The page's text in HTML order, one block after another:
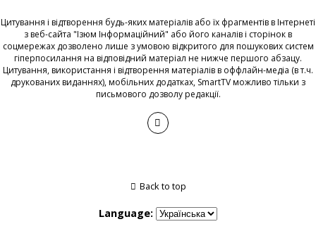
Цитування і відтворення будь-яких матеріалів або їх фрагментів в Інтернеті
з веб-сайта "Ізюм Інформаційний" або його каналів і сторінок в
соцмережах дозволено лише з умовою відкритого для пошукових систем
гіперпосилання на відповідний матеріал не нижче першого абзацу.
Цитування, використання і відтворення матеріалів в оффлайн-медіа (в т.ч.
друкованих виданнях), мобільних додатках, SmartTV можливо тільки з
письмового дозволу редакції.
Back to top
Language: